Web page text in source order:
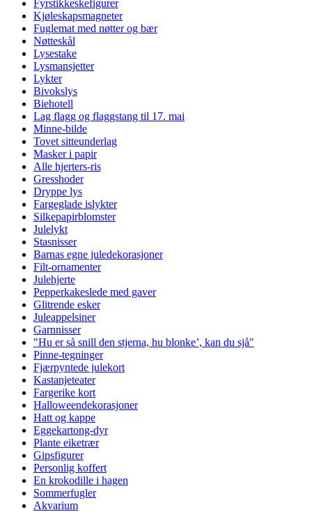
Fyrstikkeskefigurer
Kjøleskapsmagneter
Fuglemat med nøtter og bær
Nøtteskål
Lysestake
Lysmansjetter
Lykter
Bivokslys
Biehotell
Lag flagg og flaggstang til 17. mai
Minne-bilde
Tovet sitteunderlag
Masker i papir
Alle hjerters-ris
Gresshoder
Dryppe lys
Fargeglade islykter
Silkepapirblomster
Julelykt
Stasnisser
Barnas egne juledekorasjoner
Filt-ornamenter
Julehjerte
Pepperkakeslede med gaver
Glitrende esker
Juleappelsiner
Garnnisser
"Hu er så snill den stjerna, hu blonke’, kan du sjå"
Pinne-tegninger
Fjærpyntede julekort
Kastanjeteater
Fargerike kort
Halloweendekorasjoner
Hatt og kappe
Eggekartong-dyr
Plante eiketrær
Gipsfigurer
Personlig koffert
En krokodille i hagen
Sommerfugler
Akvarium